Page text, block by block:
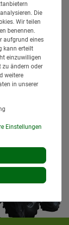
angegebenen
auf den
anders
und
bitte
Die
Wir teilen
benennen.
aufgrund eines
kann erteilt
einzuwilligen
zu ändern oder
weitere
in unserer
Einstellungen